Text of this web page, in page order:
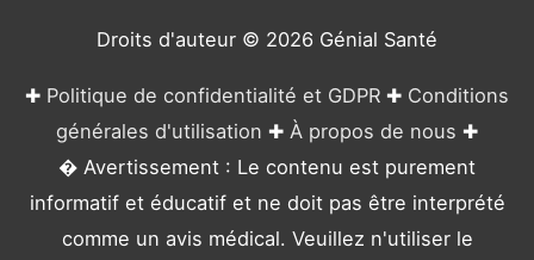
Droits d'auteur © 2026 Génial Santé
✚ Politique de confidentialité et GDPR ✚ Conditions
générales d'utilisation ✚ À propos de nous ✚
� Avertissement : Le contenu est purement
informatif et éducatif et ne doit pas être interprété
comme un avis médical. Veuillez n'utiliser le